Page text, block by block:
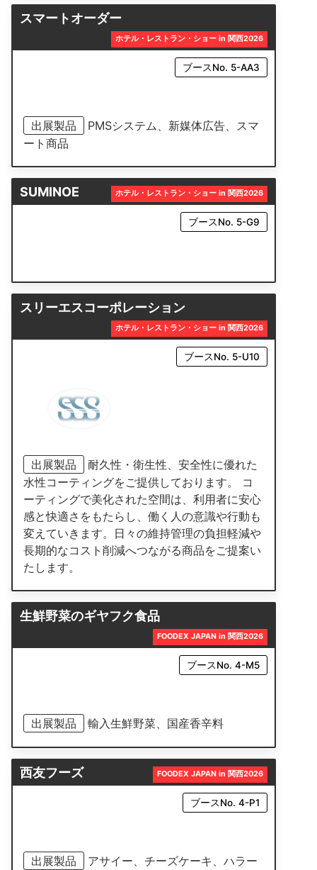
スマートオーダー
ホテル・レストラン・ショー in 関西2026
ブースNo. 5-AA3
出展製品
PMSシステム、新媒体広告、スマ
ート商品
SUMINOE ホテル・レストラン・ショー in 関西2026
ブースNo. 5-G9
スリーエスコーポレーション
ホテル・レストラン・ショー in 関西2026
ブースNo. 5-U10
出展製品
耐久性・衛生性、安全性に優れた
水性コーティングをご提供しております。 コ
ーティングで美化された空間は、利用者に安心
感と快適さをもたらし、働く人の意識や行動も
変えていきます。日々の維持管理の負担軽減や
長期的なコスト削減へつながる商品をご提案い
たします。
生鮮野菜のギヤフク食品
FOODEX JAPAN in 関西2026
ブースNo. 4-M5
出展製品 輸入生鮮野菜、国産香辛料
西友フーズ FOODEX JAPAN in 関西2026
ブースNo. 4-P1
出展製品
アサイー、チーズケーキ、ハラー